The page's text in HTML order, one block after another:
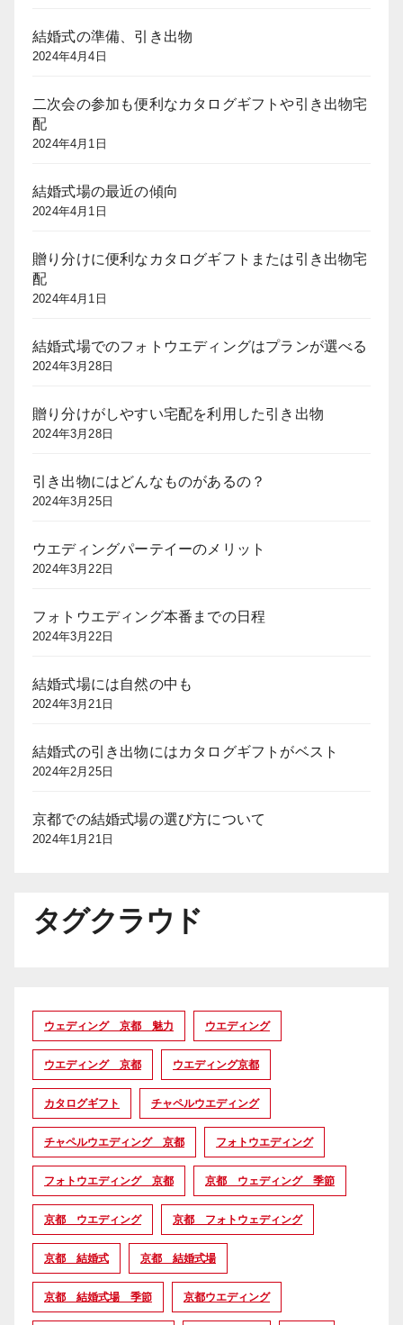
結婚式の準備、引き出物
2024年4月4日
二次会の参加も便利なカタログギフトや引き出物宅
配
2024年4月1日
結婚式場の最近の傾向
2024年4月1日
贈り分けに便利なカタログギフトまたは引き出物宅
配
2024年4月1日
結婚式場でのフォトウエディングはプランが選べる
2024年3月28日
贈り分けがしやすい宅配を利用した引き出物
2024年3月28日
引き出物にはどんなものがあるの？
2024年3月25日
ウエディングパーテイーのメリット
2024年3月22日
フォトウエディング本番までの日程
2024年3月22日
結婚式場には自然の中も
2024年3月21日
結婚式の引き出物にはカタログギフトがベスト
2024年2月25日
京都での結婚式場の選び方について
2024年1月21日
タグクラウド
ウェディング 京都 魅力 ウエディング
ウエディング 京都 ウエディング京都
カタログギフト チャペルウエディング
チャペルウエディング 京都 フォトウエディング
フォトウエディング 京都 京都 ウェディング 季節
京都 ウエディング 京都 フォトウェディング
京都 結婚式 京都 結婚式場
京都 結婚式場 季節 京都ウエディング